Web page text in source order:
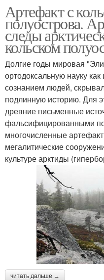
Артефакт с
полуострова.
следы
кольском
Долгие годы мировая
ортодоксальную науку
сознанием людей,
подлинную историю. Для
древние письменные
фальсифицированными
многочисленные
мегалитические
культуре арктиды
читать дальше →